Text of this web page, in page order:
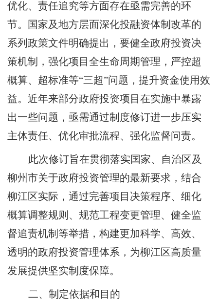
优化、责任追究等方面存在亟需完善的环
节。国家及地方层面深化投融资体制改革的
系列政策文件明确提出，要健全政府投资决
策机制，强化项目全生命周期管理，严控超
概算、超标准等“三超”问题，提升资金使用效
益。近年来部分政府投资项目在实施中暴露
出一些问题，亟需通过制度修订进一步压实
主体责任、优化审批流程、强化监督问责。
此次修订旨在贯彻落实国家、自治区及
柳州市关于政府投资管理的最新要求，结合
柳江区实际，通过完善项目决策程序、细化
概算调整规则、规范工程变更管理、健全监
督追责机制等举措，构建更加科学、高效、
透明的政府投资管理体系，为柳江区高质量
发展提供坚实制度保障。
二、 制定依据和目的